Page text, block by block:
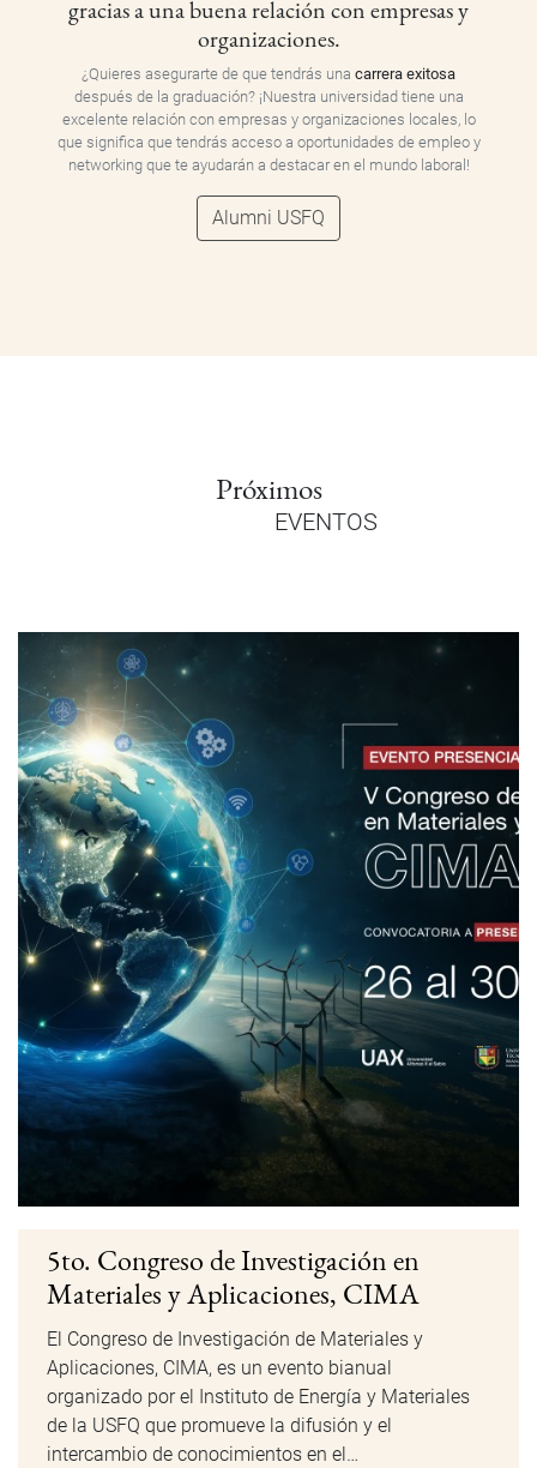
gracias a una buena relación con empresas y
organizaciones.
¿Quieres asegurarte de que tendrás una carrera exitosa
después de la graduación? ¡Nuestra universidad tiene una
excelente relación con empresas y organizaciones locales, lo
que significa que tendrás acceso a oportunidades de empleo y
networking que te ayudarán a destacar en el mundo laboral!
Alumni USFQ
Próximos
EVENTOS
5to. Congreso de Investigación en
Materiales y Aplicaciones, CIMA
El Congreso de Investigación de Materiales y
Aplicaciones, CIMA, es un evento bianual
organizado por el Instituto de Energía y Materiales
de la USFQ que promueve la difusión y el
intercambio de conocimientos en el…